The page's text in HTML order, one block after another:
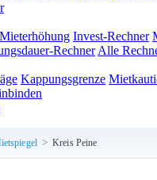
Invest-Rechner
Rechner Alle
Kappungsgrenze
Kreis Peine